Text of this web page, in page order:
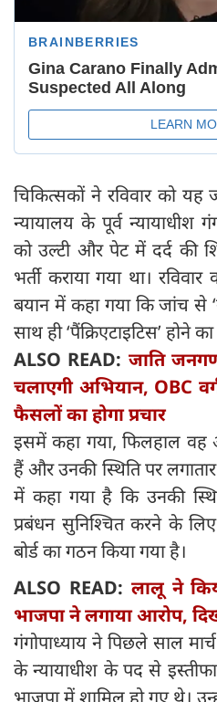
चिकित्सकों ने रविवार को यह
न्यायालय के पूर्व न्यायाधीश
को उल्टी और पेट में दर्द की
भर्ती कराया गया था।
बयान में कहा गया कि जांच से
साथ ही ‘पैंक्रिएटाइटिस’ होने
ALSO READ: जाति
चलाएगी अभियान, OBC
फैसलों का होगा प्रचार
इसमें कहा गया, फिलहाल वह
हैं और उनकी स्थिति पर
में कहा गया है कि उनकी
प्रबंधन सुनिश्चित करने के
बोर्ड का गठन किया गया है।
ALSO READ: लालू ने
भाजपा ने लगाया आरोप,
गंगोपाध्याय ने पिछले साल
के न्यायाधीश के पद से